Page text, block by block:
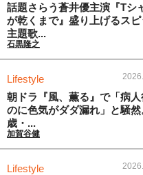
話題さらう蒼井優主演『Tシ
が乾くまで』盛り上げるスピ
主題歌...
石黒隆之
Lifestyle
朝ドラ『風、薫る』で「病
のに色気がダダ漏れ」と騒然
歳・...
加賀谷健
Lifestyle